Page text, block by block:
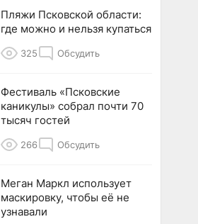
Пляжи Псковской области:
где можно и нельзя купаться
325 Обсудить
Фестиваль «Псковские
каникулы» собрал почти 70
тысяч гостей
266 Обсудить
Меган Маркл использует
маскировку, чтобы её не
узнавали